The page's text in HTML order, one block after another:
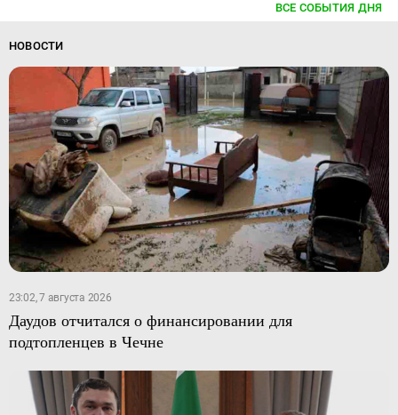
ВСЕ СОБЫТИЯ ДНЯ
НОВОСТИ
23:02, 7 августа 2026
Даудов отчитался о финансировании для
подтопленцев в Чечне